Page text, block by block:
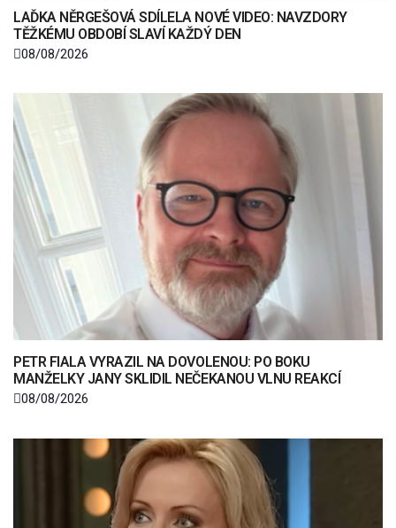
LAĎKA NĚRGEŠOVÁ SDÍLELA NOVÉ VIDEO: NAVZDORY
TĚŽKÉMU OBDOBÍ SLAVÍ KAŽDÝ DEN
08/08/2026
PETR FIALA VYRAZIL NA DOVOLENOU: PO BOKU
MANŽELKY JANY SKLIDIL NEČEKANOU VLNU REAKCÍ
08/08/2026